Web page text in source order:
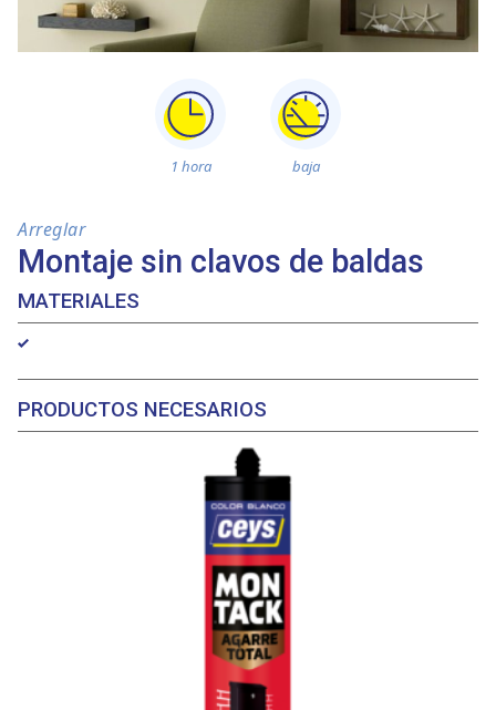
1 hora baja
Arreglar
Montaje sin clavos de baldas
MATERIALES
PRODUCTOS NECESARIOS